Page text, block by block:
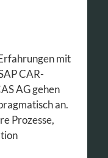
mit
CAR-
AG gehen
an.
Prozesse,